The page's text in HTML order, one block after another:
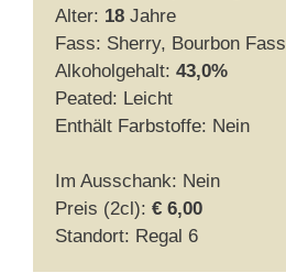
Alter: 18 Jahre
Fass: Sherry, Bourbon Fass
Alkoholgehalt: 43,0%
Peated: Leicht
Enthält Farbstoffe: Nein
Im Ausschank: Nein
Preis (2cl): € 6,00
Standort: Regal 6